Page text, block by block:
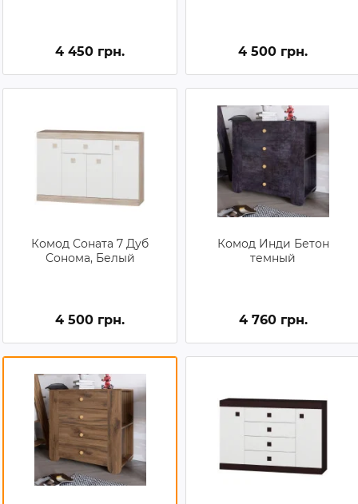
4 450 грн. 4 500 грн.
Комод Соната 7 Дуб
Сонома, Белый
4 500 грн.
Комод Инди Бетон
темный
4 760 грн.